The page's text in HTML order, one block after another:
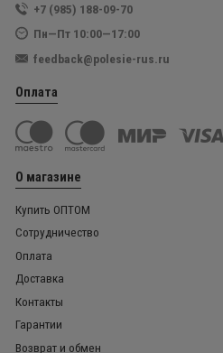
+7 (985) 188-09-70
Пн—Пт 10:00—17:00
feedback@polesie-rus.ru
Оплата
О магазине
Купить ОПТОМ
Сотрудничество
Оплата
Доставка
Контакты
Гарантии
Возврат и обмен